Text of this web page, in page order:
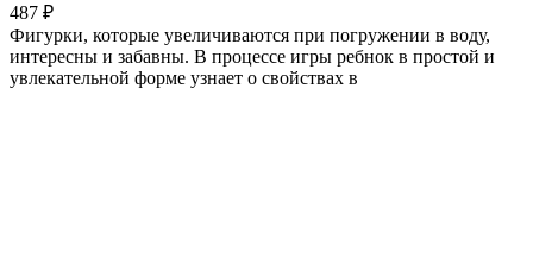
487 ₽
Фигурки, которые увеличиваются при погружении в воду,
интересны и забавны. В процессе игры ребнок в простой и
увлекательной форме узнает о свойствах в